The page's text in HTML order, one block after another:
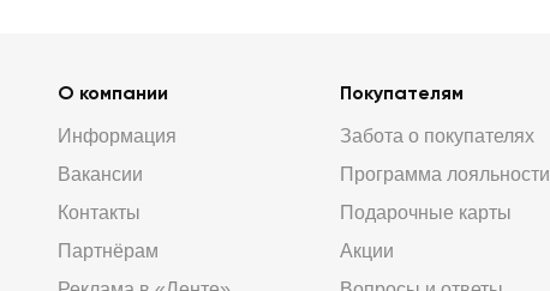
О компании
Информация
Вакансии
Контакты
Партнёрам
Покупателям
Забота о покупателях
Программа лояльности
Подарочные карты
Акции